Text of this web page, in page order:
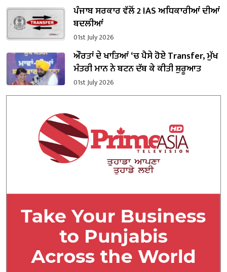
ਪੰਜਾਬ ਸਰਕਾਰ ਵੱਲੋਂ 2 IAS ਅਧਿਕਾਰੀਆਂ ਦੀਆਂ
ਬਦਲੀਆਂ
01st July 2026
ਔਰਤਾਂ ਦੇ ਖਾਤਿਆਂ ‘ਚ ਪੈਸੇ ਹੋਏ Transfer, ਮੁੱਖ
ਮੰਤਰੀ ਮਾਨ ਨੇ ਬਟਨ ਦੱਬ ਕੇ ਕੀਤੀ ਸ਼ੁਰੂਆਤ
01st July 2026